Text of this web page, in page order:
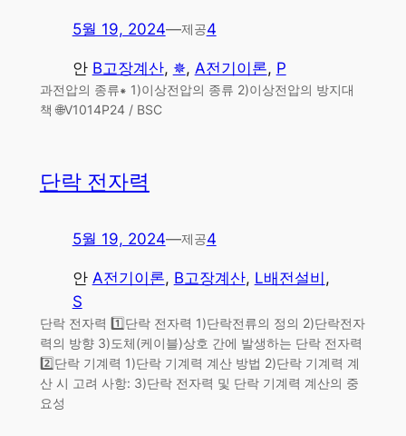
5월 19, 2024—제공4
안 B고장계산, ✵, A전기이론, P
과전압의 종류⁕ 1)이상전압의 종류 2)이상전압의 방지대
책 🌐V1014P24 / BSC
단락 전자력
5월 19, 2024—제공4
안 A전기이론, B고장계산, L배전설비
S
단락 전자력 1️⃣단락 전자력 1)단락전류의 정의 2)단락전자
력의 방향 3)도체(케이블)상호 간에 발생하는 단락 전자력
2️⃣단락 기계력 1)단락 기계력 계산 방법 2)단락 기계력 계
산 시 고려 사항: 3)단락 전자력 및 단락 기계력 계산의 중
요성